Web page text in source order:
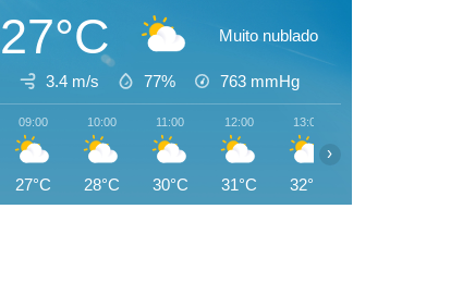
27°C Muito nublado
3.4 m/s 77% 763 mmHg
09:00
27°C
10:00
28°C
11:00
30°C
12:00
31°C
13:00
32°C
›